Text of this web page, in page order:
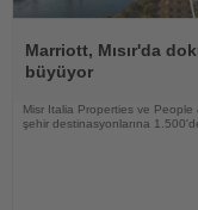
Oku
Marriott, Mısır'da
büyüyor
Misr Italia Properties ve
şehir destinasyonlarına